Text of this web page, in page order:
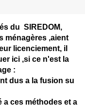
du SIREDOM,
ménagères ,aient
licenciement, il
ici ,si ce n'est la
:
dus a la fusion su
a ces méthodes et a